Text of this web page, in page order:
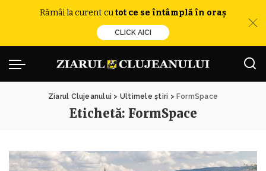
Rămâi la curent cutot ce se întâmplă în oraș
CLICK AICI
Ziarul Clujeanului > Ultimele știri > FormSpace
Etichetă: FormSpace